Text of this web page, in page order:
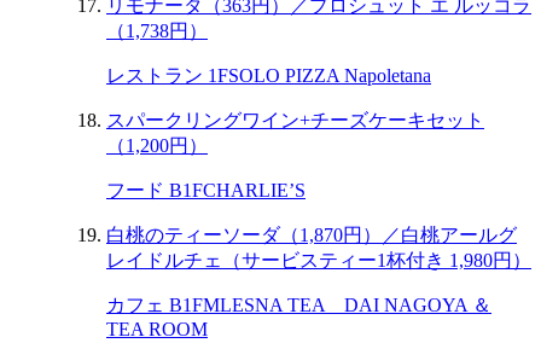
リモナータ（363円）／プロシュット エ ルッコラ
（1,738円）
レストラン 1FSOLO PIZZA Napoletana
スパークリングワイン+チーズケーキセット
（1,200円）
フード B1FCHARLIE’S
白桃のティーソーダ（1,870円）／白桃アールグ
レイドルチェ（サービスティー1杯付き 1,980円）
カフェ B1FMLESNA TEA DAI NAGOYA ＆
TEA ROOM